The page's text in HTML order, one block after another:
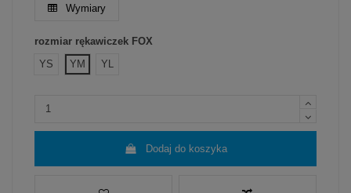
Wymiary
rozmiar rękawiczek FOX
YS
YM YL
Dodaj do koszyka